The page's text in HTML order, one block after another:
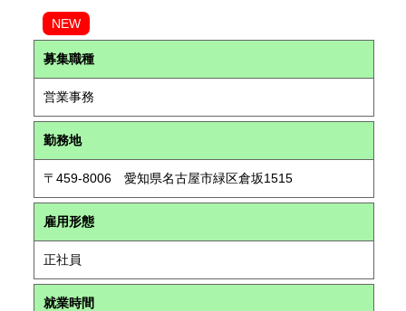
NEW
募集職種
営業事務
勤務地
〒459-8006 愛知県名古屋市緑区倉坂1515
雇用形態
正社員
就業時間